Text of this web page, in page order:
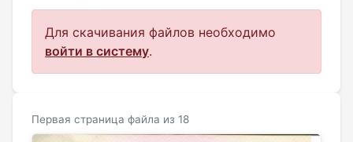
Для скачивания файлов необходимо
войти в систему.
Первая страница файла из 18